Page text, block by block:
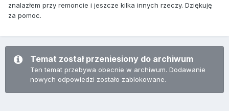
znalazłem przy remoncie i jeszcze kilka innych rzeczy. Dziękuję
za pomoc.
Temat został przeniesiony do archiwum
Ten temat przebywa obecnie w archiwum. Dodawanie
nowych odpowiedzi zostało zablokowane.